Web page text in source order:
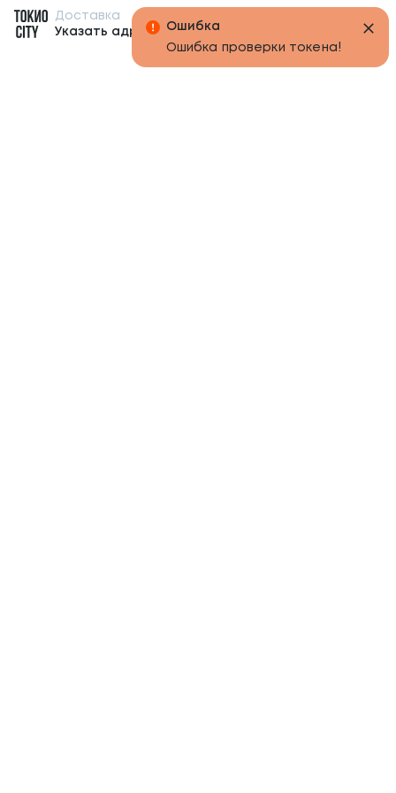
Доставка
Указать адрес
Ошибка
Ошибка проверки токена!